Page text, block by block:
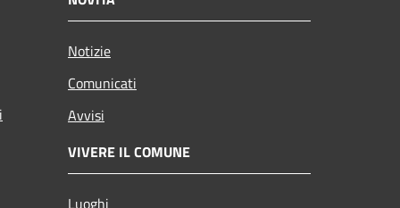
Notizie
Comunicati
Avvisi
VIVERE IL COMUNE
Luoghi